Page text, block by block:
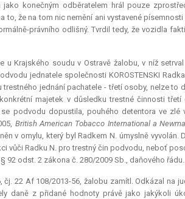
konečným odběratelem hrál pouze
to, že na tom nic nemění ani vystavené
právního odlišný. Tvrdil tedy, že vozidla
u Krajského soudu v Ostravě žalobu, v níž
jednatele společnosti KOROSTENSKI
jednání pachatele - třetí osoby, nelze
majetek v důsledku trestné činnosti
podvodu dopustila, pouhého detentora ve zlé
British American Tobacco International a
v omylu, který byl Radkem N. úmyslně vyvolán.
vůči Radku N. pro trestný čin podvodu, neboť
92 odst. 2 zákona č. 280/2009 Sb., daňového řádu.
22 Af 108/2013-56, žalobu zamítl. Odkázal na
daně z přidané hodnoty právě jako jakýkoli